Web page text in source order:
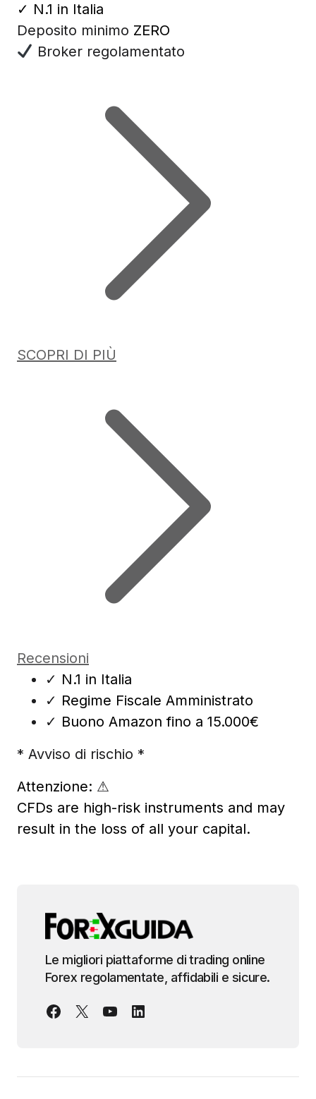
✓ N.1 in Italia
Deposito minimo ZERO
Broker regolamentato
SCOPRI DI PIÙ
Recensioni
✓ N.1 in Italia
✓ Regime Fiscale Amministrato
✓ Buono Amazon fino a 15.000€
* Avviso di rischio *
Attenzione: ⚠
CFDs are high-risk instruments and may
result in the loss of all your capital.
Le migliori piattaforme di trading online
Forex regolamentate, affidabili e sicure.